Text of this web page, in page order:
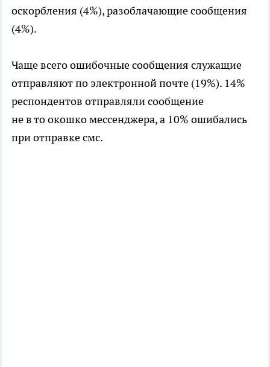
оскорбления (4%), разоблачающие сообщения
(4%).
Чаще всего ошибочные сообщения служащие
отправляют по электронной почте (19%). 14%
респондентов отправляли сообщение
не в то окошко мессенджера, а 10% ошибались
при отправке смс.